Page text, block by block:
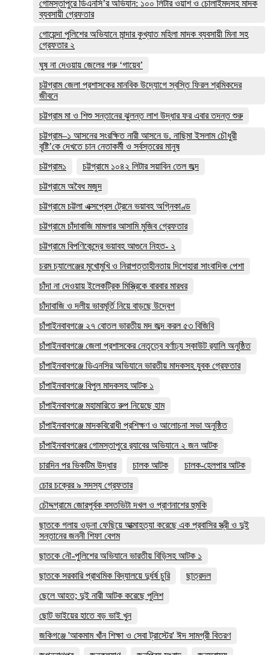
গোমস্তাপুরে ডিএনসি’র অভিযান: ১০০ লিটার ওয়াশ ও চোলাইমদসহ মাদক
ব্যবসায়ী গ্রেফতার
গোয়েন্দা পুলিশের অভিযানে মান্দার কুখ্যাত মহিলা মাদক ব্যবসায়ী মিনা সহ
গ্রেফতার ২
ঘুষ না দেওয়ায় জেলের গরু ‘গায়েব’
চট্টগ্রাম জেলা প্রশাসকের মানবিক উদ্যোগে স্বস্তি ফিরল শ্রমিকদের
জীবনে
চট্টগ্রাম মা ও শিশু সন্তানের ঝুলন্ত লাশ উদ্ধার ফর এবার তদন্ত শুরু
চট্টগ্রাম–১ আসনের সংরক্ষিত নারী আসনে ড. নাছিমা ইসলাম চৌধুরী
বৃষ্টি’কে দেখতে চান নেতাকর্মী ও সর্বস্তরের মানুষ
চট্টগ্রাম১
চট্টগ্রামে ১০৪২ লিটার সয়াবিন তেল জব্দ
চট্টগ্রামে অবৈধ মজুদ
চট্টগ্রামে চট্টলা এক্সপ্রেস ট্রেনে ভয়াবহ অগ্নিকাণ্ড
চট্টগ্রামে চাঁদাবাজি মামলার আসামি মুজিব গ্রেফতার
চট্টগ্রামে বিপণিকেন্দ্রে ভয়াবহ আগুনে নিহত- ২
চরম চ্যালেঞ্জের মুখোমুখি ও নিরাপত্তাহীনতায় দিশেহারা সাংবাদিক পেশা
চাঁদা না দেওয়ায় ইলেকট্রিক মিস্ত্রিকে বারবার মারধর
চাঁদাবাজি ও দলীয় ভাবমূর্তি নিয়ে বাড়ছে উদ্বেগ
চাঁপাইনবাবগঞ্জে ২৭ বোতল ভারতীয় মদ জব্দ করল ৫৩ বিজিবি
চাঁপাইনবাবগঞ্জে জেলা প্রশাসকের নেতৃত্বে বর্ণাঢ্য স্কাউট র‍্যালি অনুষ্ঠিত
চাঁপাইনবাবগঞ্জে ডিএনসির অভিযানে ভারতীয় মাদকসহ যুবক গ্রেফতার
চাঁপাইনবাবগঞ্জে বিপুল মাদকসহ আটক ১
চাঁপাইনবাবগঞ্জে মহামারিতে রুপ নিয়েছে হাম
চাঁপাইনবাবগঞ্জে মাদকবিরোধী প্রশিক্ষণ ও আলোচনা সভা অনুষ্ঠিত
চাঁপাইনবাবগঞ্জের গোমস্তাপুরে র‍্যাবের অভিযানে ২ জন আটক
চারদিন পর ভিকটিম উদ্ধার
চালক আটক
চালক-হেলপার আটক
চোর চক্রের ৯ সদস্য গ্রেফতার
চৌদ্দগ্রামে জোরপূর্বক বসতভিটা দখল ও প্রাণনাশের হুমকি
ছাতকে গলায় ওড়না ফেছিয়ে আত্মাহত্যা করেছে এক প্রবাসির স্ত্রী ও দুই
সন্তানের জননী শিফা বেগম
ছাতকে নৌ-পুলিশের অভিযানে ভারতীয় বিড়িসহ আটক ১
ছাতকে সরকারি প্রাথমিক বিদ্যালয়ে দুর্ধর্ষ চুরি
ছাত্রদল
ছেলে আহত; দুই নারী আটক করেছে পুলিশ
ছোট ভাইয়ের হাতে বড় ভাই খুন
জকিগঞ্জে 'আকমাম খাঁন শিক্ষা ও সেবা ট্রাস্টের' ঈদ সামগ্রী বিতরণ